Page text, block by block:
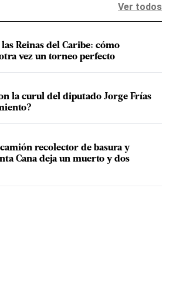
Ver todos
Reinas del Caribe: cómo
vez un torneo perfecto
la curul del diputado Jorge Frías
recolector de basura y
Cana deja un muerto y dos